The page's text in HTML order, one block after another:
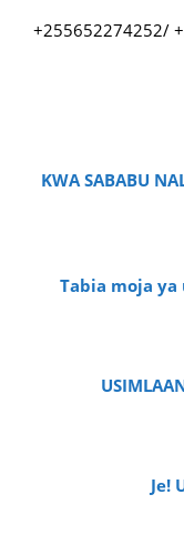
+255652274252/
KWA SABABU
Tabia moja
Je!